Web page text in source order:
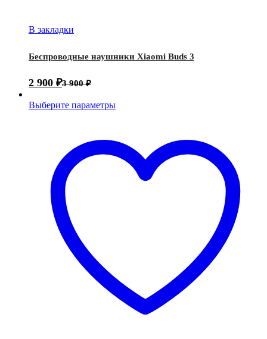
В закладки
Беспроводные наушники Xiaomi Buds 3
2 900 ₽3 900₽
Выберите параметры